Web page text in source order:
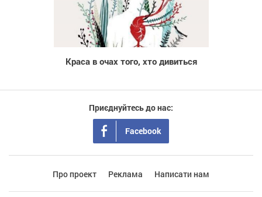
11 018
Краса в очах того, хто дивиться
Приєднуйтесь до нас:
Facebook
Про проект Реклама Написати нам